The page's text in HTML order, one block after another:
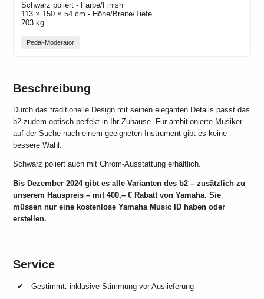
Schwarz poliert - Farbe/Finish
113 × 150 × 54 cm - Höhe/Breite/Tiefe
203 kg
Pedal-Moderator
Beschreibung
Durch das traditionelle Design mit seinen eleganten Details passt das
b2 zudem optisch perfekt in Ihr Zuhause. Für ambitionierte Musiker
auf der Suche nach einem geeigneten Instrument gibt es keine
bessere Wahl.
Schwarz poliert auch mit Chrom-Ausstattung erhältlich.
Bis Dezember 2024 gibt es alle Varianten des b2 – zusätzlich zu
unserem Hauspreis – mit 400,– € Rabatt von Yamaha. Sie
müssen nur eine kostenlose Yamaha Music ID haben oder
erstellen.
Service
Gestimmt: inklusive Stimmung vor Auslieferung